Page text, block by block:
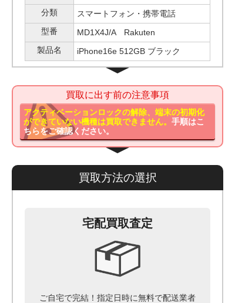
分類
スマートフォン・携帯電話
型番
MD1X4J/A Rakuten
製品名
iPhone16e 512GB ブラック
買取に出す前の注意事項
アクティベーションロックの解除、端末の初期化
ができていない機種は買取できません。手順はこ
ちらをご確認ください。
買取方法の選択
宅配買取査定
ご自宅で完結！指定日時に無料で配送業者